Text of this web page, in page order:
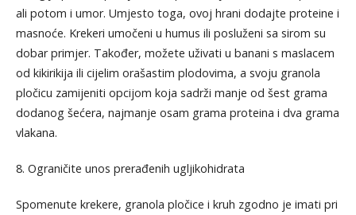
ali potom i umor. Umjesto toga, ovoj hrani dodajte proteine i
masnoće. Krekeri umočeni u humus ili posluženi sa sirom su
dobar primjer. Također, možete uživati u banani s maslacem
od kikirikija ili cijelim orašastim plodovima, a svoju granola
pločicu zamijeniti opcijom koja sadrži manje od šest grama
dodanog šećera, najmanje osam grama proteina i dva grama
vlakana.
8. Ograničite unos prerađenih ugljikohidrata
Spomenute krekere, granola pločice i kruh zgodno je imati pri